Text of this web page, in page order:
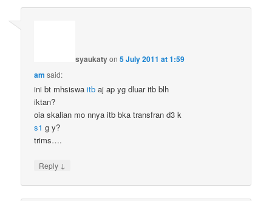
syaukatyon5 July 2011 at 1:59
am said:
ini bt mhsiswaitb aj ap yg dluar itb blh
iktan?
oia skalian mo nnya itb bka transfran d3 k
s1 g y?
trims….
Reply ↓